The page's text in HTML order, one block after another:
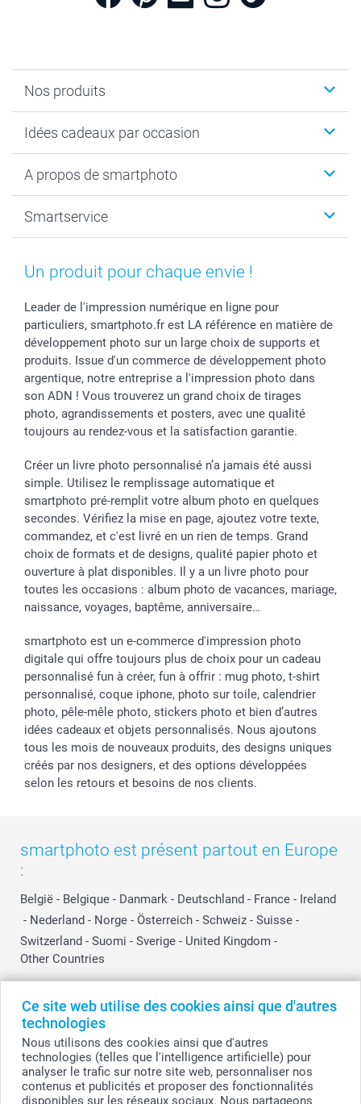
Ce site web utilise des cookies ainsi que d'autres
technologies
Nous utilisons des cookies ainsi que d'autres
technologies (telles que l'intelligence artificielle) pour
analyser le trafic sur notre site web, personnaliser nos
contenus et publicités et proposer des fonctionnalités
disponibles sur les réseaux sociaux. Nous partageons
Nos produits
Calendrier photo & Agenda photo
Tirage photo & agrandissement
Faire-part & Cartes
Coques smartphone
Stickers & Etiquettes
Cadres photo & accessoires déco
Dénicheur d'idées cadeau
Idées cadeaux par occasion
Anniversaire
Naissance & baptême
Fête des Mères
Fête des Pères
Communion
Baptême
Toussaint
Rentrée des classes
Saint-Valentin
Vacances
A propos de smartphoto
Plan du site
Droit de rétraction
Plaintes
Vie privée
Gestion des cookies
Tarifs
Partenariats & Influence
Investisseurs
Smartservice
Aide
smartbonus
smartfriends
Livraison
Modes de paiement
Grandes quantités
Statut de ma commande
Un produit pour chaque envie !
Leader de l'impression numérique en ligne pour
particuliers, smartphoto.fr est LA référence en matière de
développement photo sur un large choix de supports et
produits. Issue d'un commerce de développement photo
argentique, notre entreprise a l'impression photo dans
son ADN ! Vous trouverez un grand choix de tirages
photo, agrandissements et posters, avec une qualité
toujours au rendez-vous et la satisfaction garantie.
Créer un livre photo personnalisé n’a jamais été aussi
simple. Utilisez le remplissage automatique et
smartphoto pré-remplit votre album photo en quelques
secondes. Vérifiez la mise en page, ajoutez votre texte,
commandez, et c'est livré en un rien de temps. Grand
choix de formats et de designs, qualité papier photo et
ouverture à plat disponibles. Il y a un livre photo pour
toutes les occasions : album photo de vacances, mariage,
naissance, voyages, baptême, anniversaire…
smartphoto est un e-commerce d'impression photo
digitale qui offre toujours plus de choix pour un cadeau
personnalisé fun à créer, fun à offrir : mug photo, t-shirt
personnalisé, coque iphone, photo sur toile, calendrier
photo, pêle-mêle photo, stickers photo et bien d’autres
idées cadeaux et objets personnalisés. Nous ajoutons
tous les mois de nouveaux produits, des designs uniques
créés par nos designers, et des options développées
selon les retours et besoins de nos clients.
smartphoto est présent partout en Europe
:
België - Belgique - Danmark - Deutschland - France - Ireland
- Nederland - Norge - Österreich - Schweiz - Suisse -
Switzerland - Suomi - Sverige - United Kingdom -
Other Countries
© smartphoto group. Tous droits réservés
smartphoto group SA.
Siège social : Kwatrechtsteenweg 160, 9230 Wetteren, Belgique
Tous les prix sont en EURO (€), TVA incluse et hors frais de port.